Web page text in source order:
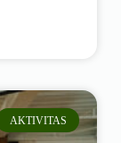
AKTIVITAS